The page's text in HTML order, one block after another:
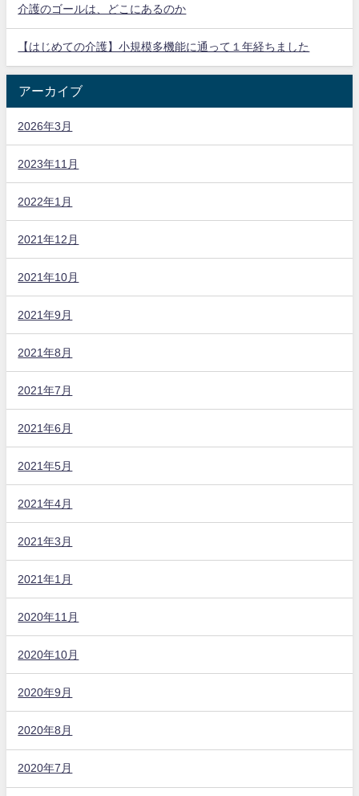
介護のゴールは、どこにあるのか
【はじめての介護】小規模多機能に通って１年経ちました
アーカイブ
2026年3月
2023年11月
2022年1月
2021年12月
2021年10月
2021年9月
2021年8月
2021年7月
2021年6月
2021年5月
2021年4月
2021年3月
2021年1月
2020年11月
2020年10月
2020年9月
2020年8月
2020年7月